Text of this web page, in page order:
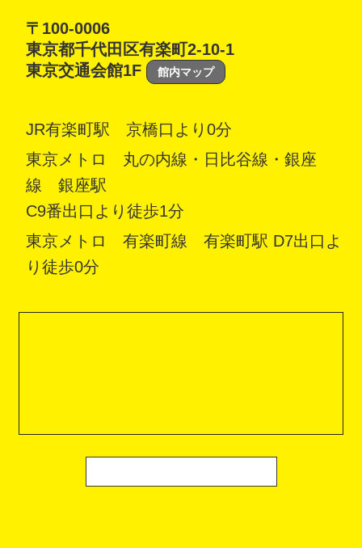
〒100-0006
東京都千代田区有楽町2-10-1
東京交通会館1F
館内マップ
JR有楽町駅 京橋口より0分
東京メトロ 丸の内線・日比谷線・銀座
線 銀座駅
C9番出口より徒歩1分
東京メトロ 有楽町線 有楽町駅 D7出口よ
り徒歩0分